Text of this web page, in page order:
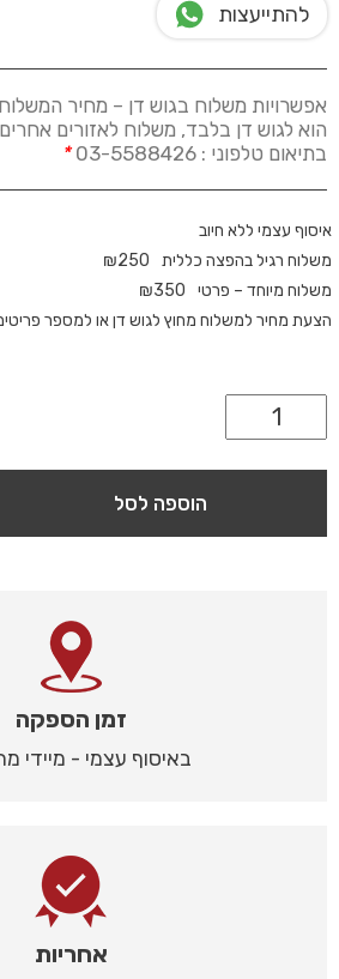
להתייעצות
אפשרויות משלוח בגוש דן – מחיר המשלוח
הוא לגוש דן בלבד, משלוח לאזורים אחרים
בתיאום טלפוני : 03-5588426
*
איסוף עצמי ללא חיוב
משלוח רגיל בהפצה כללית
₪250
משלוח מיוחד – פרטי
₪350
הצעת מחיר למשלוח מחוץ לגוש דן או למספר
הוספה לסל
זמן הספקה
באיסוף עצמי - מיידי
אחריות